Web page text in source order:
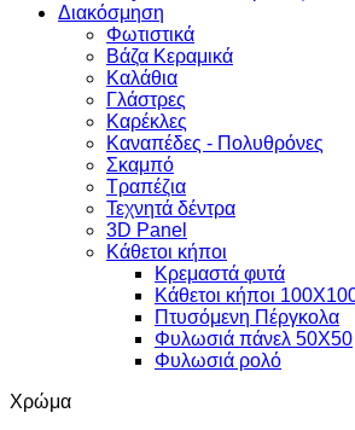
Διακόσμηση
Φωτιστικά
Βάζα Κεραμικά
Καλάθια
Γλάστρες
Καρέκλες
Καναπέδες - Πολυθρόνες
Σκαμπό
Τραπέζια
Τεχνητά δέντρα
3D Panel
Κάθετοι κήποι
Κρεμαστά φυτά
Κάθετοι κήποι
Πτυσόμενη Πέργκολα
Φυλωσιά πάνελ 50Χ50
Φυλωσιά ρολό
Χρώμα